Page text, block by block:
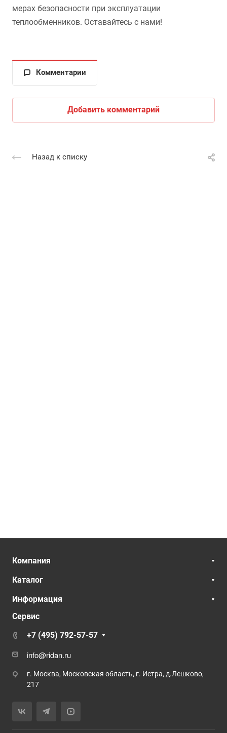
мерах безопасности при эксплуатации
теплообменников. Оставайтесь с нами!
Комментарии
Добавить комментарий
Назад к списку
Компания
Каталог
Информация
Сервис
+7 (495) 792-57-57
info@ridan.ru
г. Москва, Московская область, г. Истра, д.Лешково,
217